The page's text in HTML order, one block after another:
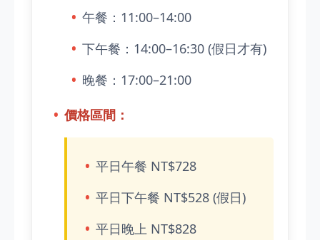
午餐：11:00–14:00
下午餐：14:00–16:30 (假日才有)
晚餐：17:00–21:00
價格區間：
平日午餐 NT$728
平日下午餐 NT$528 (假日)
平日晚上 NT$828